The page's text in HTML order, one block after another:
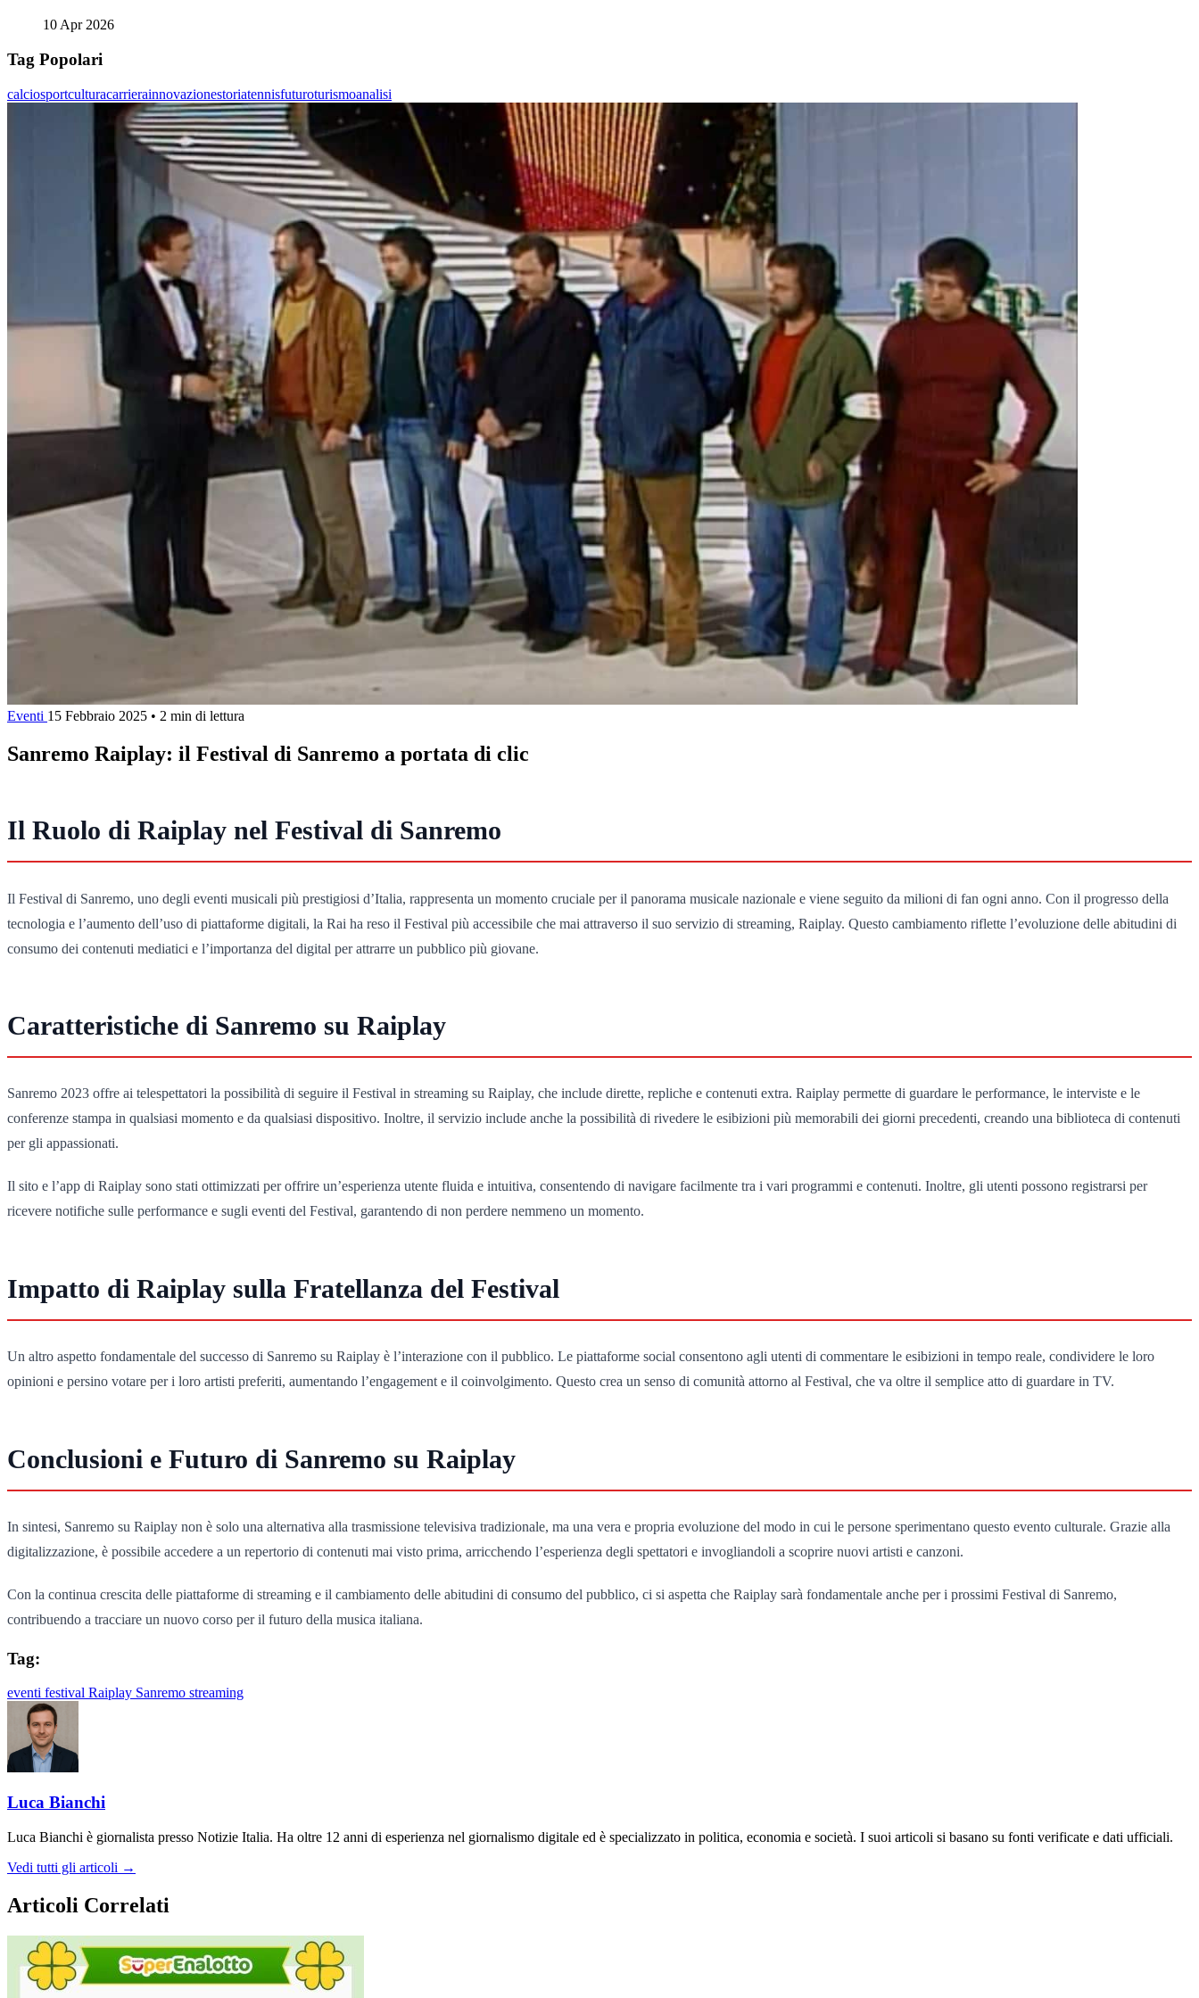
10 Apr 2026
Tag Popolari
calciosportculturacarrierainnovazionestoriatennisfuturoturismoanalisi
Eventi 15 Febbraio 2025 • 2 min di lettura
Sanremo Raiplay: il Festival di Sanremo a portata di clic
Il Ruolo di Raiplay nel Festival di Sanremo
Il Festival di Sanremo, uno degli eventi musicali più prestigiosi d’Italia, rappresenta un momento cruciale per il panorama musicale nazionale e viene seguito da milioni di fan ogni anno. Con il progresso della
tecnologia e l’aumento dell’uso di piattaforme digitali, la Rai ha reso il Festival più accessibile che mai attraverso il suo servizio di streaming, Raiplay. Questo cambiamento riflette l’evoluzione delle abitudini di
consumo dei contenuti mediatici e l’importanza del digital per attrarre un pubblico più giovane.
Caratteristiche di Sanremo su Raiplay
Sanremo 2023 offre ai telespettatori la possibilità di seguire il Festival in streaming su Raiplay, che include dirette, repliche e contenuti extra. Raiplay permette di guardare le performance, le interviste e le
conferenze stampa in qualsiasi momento e da qualsiasi dispositivo. Inoltre, il servizio include anche la possibilità di rivedere le esibizioni più memorabili dei giorni precedenti, creando una biblioteca di contenuti
per gli appassionati.
Il sito e l’app di Raiplay sono stati ottimizzati per offrire un’esperienza utente fluida e intuitiva, consentendo di navigare facilmente tra i vari programmi e contenuti. Inoltre, gli utenti possono registrarsi per
ricevere notifiche sulle performance e sugli eventi del Festival, garantendo di non perdere nemmeno un momento.
Impatto di Raiplay sulla Fratellanza del Festival
Un altro aspetto fondamentale del successo di Sanremo su Raiplay è l’interazione con il pubblico. Le piattaforme social consentono agli utenti di commentare le esibizioni in tempo reale, condividere le loro
opinioni e persino votare per i loro artisti preferiti, aumentando l’engagement e il coinvolgimento. Questo crea un senso di comunità attorno al Festival, che va oltre il semplice atto di guardare in TV.
Conclusioni e Futuro di Sanremo su Raiplay
In sintesi, Sanremo su Raiplay non è solo una alternativa alla trasmissione televisiva tradizionale, ma una vera e propria evoluzione del modo in cui le persone sperimentano questo evento culturale. Grazie alla
digitalizzazione, è possibile accedere a un repertorio di contenuti mai visto prima, arricchendo l’esperienza degli spettatori e invogliandoli a scoprire nuovi artisti e canzoni.
Con la continua crescita delle piattaforme di streaming e il cambiamento delle abitudini di consumo del pubblico, ci si aspetta che Raiplay sarà fondamentale anche per i prossimi Festival di Sanremo,
contribuendo a tracciare un nuovo corso per il futuro della musica italiana.
Tag:
eventi festival Raiplay Sanremo streaming
Luca Bianchi
Luca Bianchi è giornalista presso Notizie Italia. Ha oltre 12 anni di esperienza nel giornalismo digitale ed è specializzato in politica, economia e società. I suoi articoli si basano su fonti verificate e dati ufficiali.
Vedi tutti gli articoli →
Articoli Correlati